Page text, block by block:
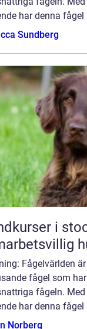
har denna
Sundberg
i stockholm vägen
Fågelvärlden
fågel som
fågeln.
har denna
Norberg